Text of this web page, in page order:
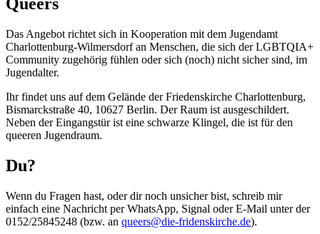
Das Angebot richtet sich in Kooperation mit dem Jugendamt
Charlottenburg-Wilmersdorf an Menschen, die sich der LGBTQIA+
Community zugehörig fühlen oder sich (noch) nicht sicher sind, im
Jugendalter.
Ihr findet uns auf dem Gelände der Friedenskirche Charlottenburg,
Bismarckstraße 40, 10627 Berlin. Der Raum ist ausgeschildert.
Neben der Eingangstür ist eine schwarze Klingel, die ist für den
queeren Jugendraum.
Du?
Wenn du Fragen hast, oder dir noch unsicher bist, schreib mir
einfach eine Nachricht per WhatsApp, Signal oder E-Mail unter der
0152/25845248 (bzw. an queers@die-fridenskirche.de).